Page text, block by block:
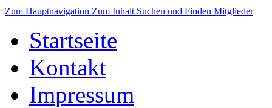
Zum Hauptnavigation Zum Inhalt Suchen und Finden Mitglieder
Startseite
Kontakt
Impressum